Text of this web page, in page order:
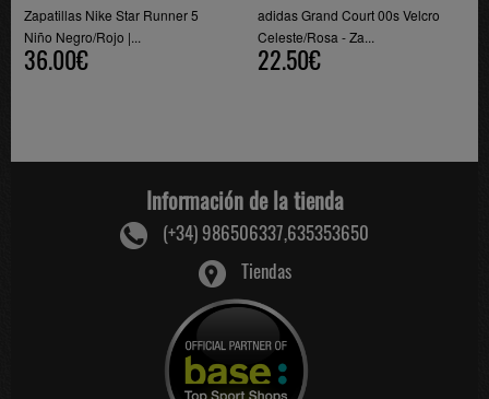
Zapatillas Nike Star Runner 5
Niño Negro/Rojo |...
36.00€
adidas Grand Court 00s Velcro
Celeste/Rosa - Za...
22.50€
Información de la tienda
(+34) 986506337,635353650
Tiendas